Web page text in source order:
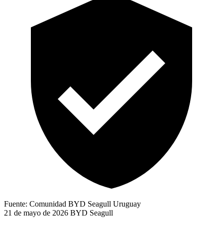
Fuente: Comunidad BYD Seagull Uruguay
21 de mayo de 2026 BYD Seagull